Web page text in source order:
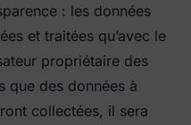
: les données
et traitées qu’avec le
propriétaire des
que des données à
collectées, il sera